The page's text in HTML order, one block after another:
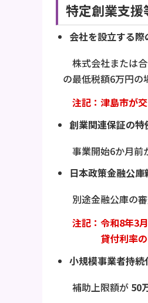
特定創業支援
会社を設立する
株式会社または
の最低税額6万円の
注記：津島市が
創業関連保証の特
事業開始6か月前
日本政策金融公
別途金融公庫の審
注記：令和8年3
貸付利率の引
小規模事業者持
補助上限額が 50